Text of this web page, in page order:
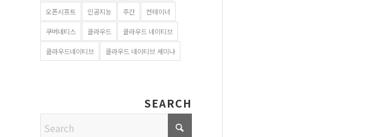
오픈시프트 인공지능 주간 컨테이너
쿠버네티스 클라우드 클라우드 네이티브
클라우드네이티브 클라우드 네이티브 세미나
SEARCH